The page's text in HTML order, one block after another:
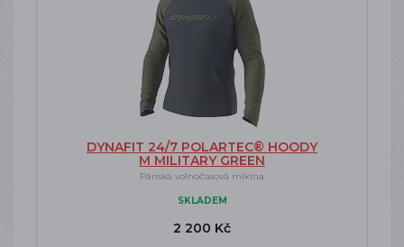
DYNAFIT 24/7 POLARTEC® HOODY
M MILITARY GREEN
Pánská volnočasová mikina
SKLADEM
2 200 Kč